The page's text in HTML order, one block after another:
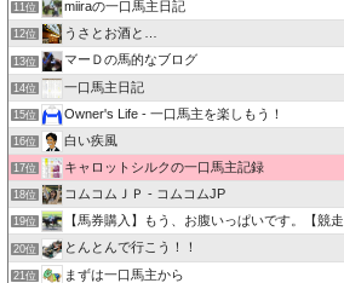
11位 miiraの一口馬主日記
12位 うさとお酒と…
13位 マーＤの馬的なブログ
14位 一口馬主日記
15位 Owner's Life - 一口馬主を楽しもう！
16位 白い疾風
17位 キャロットシルクの一口馬主記録
18位 コムコムＪＰ - コムコムJP
19位 【馬券購入】もう、お腹いっぱいです。【競走馬出資】
20位 とんとんで行こう！！
21位 まずは一口馬主から